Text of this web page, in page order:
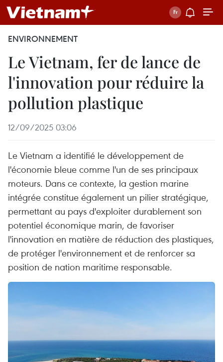
ENVIRONNEMENT
Le Vietnam, fer de lance de
l'innovation pour réduire la
pollution plastique
12/09/2025 03:06
Le Vietnam a identifié le développement de
l'économie bleue comme l'un de ses principaux
moteurs. Dans ce contexte, la gestion marine
intégrée constitue également un pilier stratégique,
permettant au pays d'exploiter durablement son
potentiel économique marin, de favoriser
l'innovation en matière de réduction des plastiques,
de protéger l'environnement et de renforcer sa
position de nation maritime responsable.